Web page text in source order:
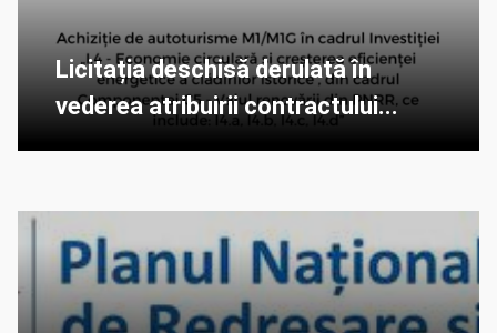
Licitația deschisă derulată în
vederea atribuirii contractului...